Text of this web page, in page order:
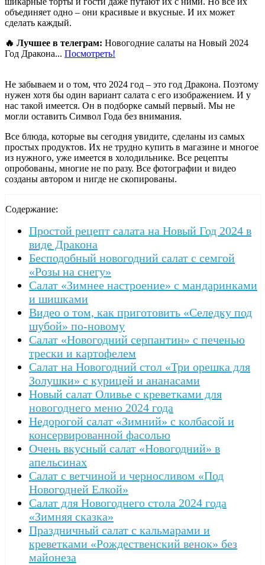
объединяет одно – они красивые и вкусные. И их может
сделать каждый.
🔥 Лучшее в телеграм: Новогодние салаты на Новый 2024
Год Дракона... Посмотреть!
Не забываем и о том, что 2024 год – это год Дракона. Поэтому
нужен хотя бы один вариант салата с его изображением. И у
нас такой имеется. Он в подборке самый первый. Мы не
могли оставить Символ Года без внимания.
Все блюда, которые вы сегодня увидите, сделаны из самых
простых продуктов. Их не трудно купить в магазине и многое
из нужного, уже имеется в холодильнике. Все рецепты
опробованы, многие не по разу. Все фотографии и видео
созданы автором и нигде не скопированы.
Содержание:
Простой рецепт салата на Новый Год 2024 в
виде Дракона
Бесподобный новогодний салат с семгой
«Розы на снегу»
Салат «Зимнее настроение» с мандаринками
и шишками
Видео о том, как приготовить «Селедку под
шубой» по-новому
Салат «Новогодний серпантин» с печенью
трески и картофелем
Салат на Новогодний стол «Три орешка для
Золушки» с курицей и ананасами
Новый салат Оливье с креветками для
новогоднего меню 2024 года
Недорогой салат «Зимний» с колбасой и
консервированной фасолью
Очень вкусный салат «Новогодний» в
апельсинах
Салат с ветчиной и черносливом «Под
Новогодней Елкой»
Салат для Новогоднего стола 2024 года
«Зимняя сказка»
Праздничный салат с кальмарами и
креветками «Рождественский венок» без
майонеза